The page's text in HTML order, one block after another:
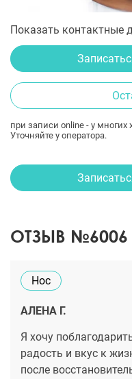
Показать контактные
при записи online - у многих
Уточняйте у оператора.
ОТЗЫВ №6006
Нос
АЛЕНА Г.
Я хочу
радость и вкус к
после